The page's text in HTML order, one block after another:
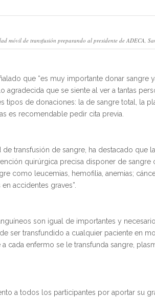
móvil de transfusión preparando al presidente de ADECA,
que “es muy importante donar
agradecida que se siente al ver a tantas
tipos de donaciones: la de sangre total, la
es recomendable pedir cita previa.
transfusión de sangre, ha destacado que
quirúrgica precisa disponer de
como leucemias, hemofilia, anemias;
accidentes graves”.
son igual de importantes y
ser transfundido a cualquier paciente en
cada enfermo se le transfunda sangre,
a todos los participantes por aportar su